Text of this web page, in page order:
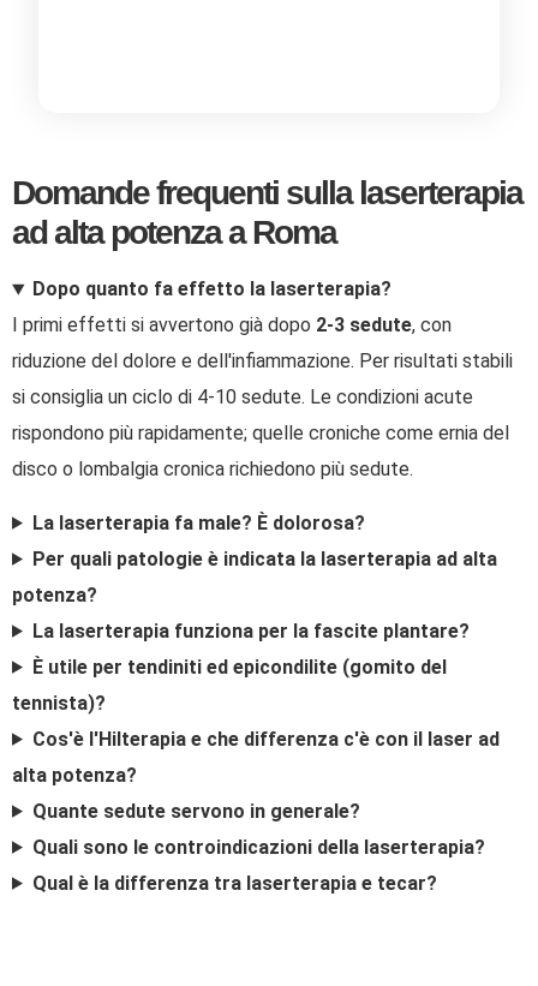
Domande frequenti sulla laserterapia
ad alta potenza a Roma
Dopo quanto fa effetto la laserterapia?
I primi effetti si avvertono già dopo 2-3 sedute, con
riduzione del dolore e dell'infiammazione. Per risultati stabili
si consiglia un ciclo di 4-10 sedute. Le condizioni acute
rispondono più rapidamente; quelle croniche come ernia del
disco o lombalgia cronica richiedono più sedute.
La laserterapia fa male? È dolorosa?
Per quali patologie è indicata la laserterapia ad alta
potenza?
La laserterapia funziona per la fascite plantare?
È utile per tendiniti ed epicondilite (gomito del
tennista)?
Cos'è l'Hilterapia e che differenza c'è con il laser ad
alta potenza?
Quante sedute servono in generale?
Quali sono le controindicazioni della laserterapia?
Qual è la differenza tra laserterapia e tecar?